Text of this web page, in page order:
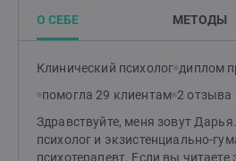
О СЕБЕ МЕТОДЫ
Клинический психолог диплом
помогла 29 клиентам 2 отзыва
Здравствуйте, меня зовут
психолог и экзистенциально-
психотерапевт. Если вы читаете